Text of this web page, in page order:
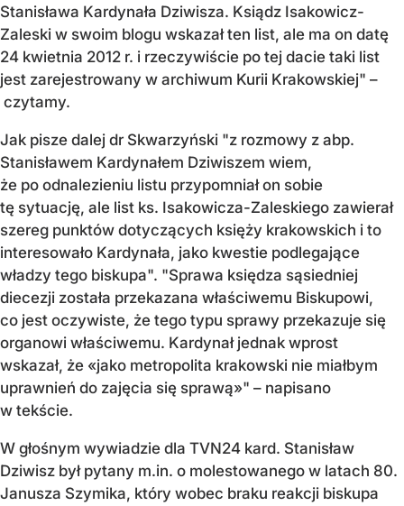
Stanisława Kardynała Dziwisza. Ksiądz Isakowicz-
Zaleski w swoim blogu wskazał ten list, ale ma on datę
24 kwietnia 2012 r. i rzeczywiście po tej dacie taki list
jest zarejestrowany w archiwum Kurii Krakowskiej" –
czytamy.
Jak pisze dalej dr Skwarzyński "z rozmowy z abp.
Stanisławem Kardynałem Dziwiszem wiem,
że po odnalezieniu listu przypomniał on sobie
tę sytuację, ale list ks. Isakowicza-Zaleskiego zawierał
szereg punktów dotyczących księży krakowskich i to
interesowało Kardynała, jako kwestie podlegające
władzy tego biskupa". "Sprawa księdza sąsiedniej
diecezji została przekazana właściwemu Biskupowi,
co jest oczywiste, że tego typu sprawy przekazuje się
organowi właściwemu. Kardynał jednak wprost
wskazał, że «jako metropolita krakowski nie miałbym
uprawnień do zajęcia się sprawą»" – napisano
w tekście.
W głośnym wywiadzie dla TVN24 kard. Stanisław
Dziwisz był pytany m.in. o molestowanego w latach 80.
Janusza Szymika, który wobec braku reakcji biskupa